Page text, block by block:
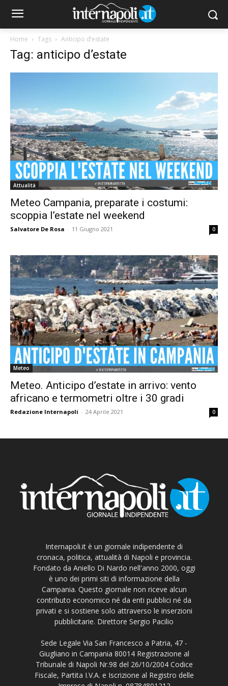
Home Tags Anticipo d’estate
Tag: anticipo d’estate
Attualità
Meteo Campania, preparate i costumi:
scoppia l’estate nel weekend
Salvatore De Rosa - 11 Giugno 2021 0
Meteo
Meteo. Anticipo d’estate in arrivo: vento
africano e termometri oltre i 30 gradi
Redazione Internapoli - 24 Aprile 2021 0
Internapoli.it è un giornale indipendente di
cronaca, politica, attualità di Napoli e provincia.
Fondato da Aniello Di Nardo nell'anno 2000, oggi
è uno dei primi siti di informazione della
Campania. Questo giornale non riceve alcun
contributo economico né da enti pubblici né da
privati e si sostiene solo attraverso le inserzioni
pubblicitarie. Direttore Sergio Pacilio
Sede Legale Via San Francesco a Patria, 47 -
Giugliano in Campania 80014 Registrazione al
Tribunale di Napoli Nr.98 del 26/10/2004 Codice
Fiscale, Partita I.V.A. e Iscrizione al Registro delle